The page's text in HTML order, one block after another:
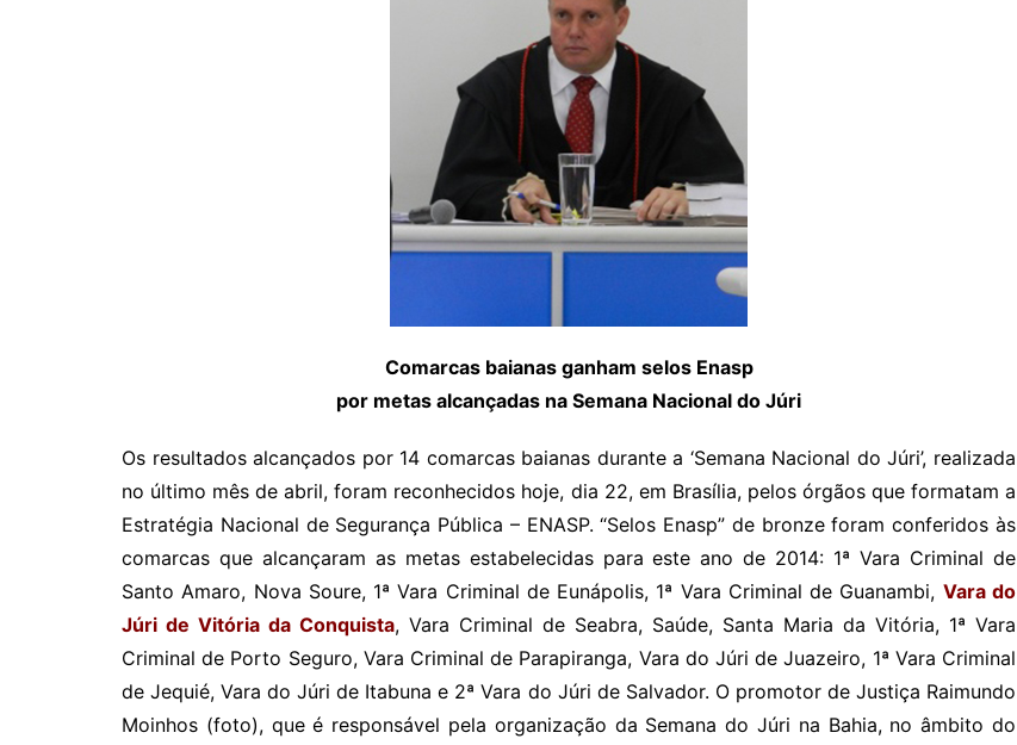
Comarcas baianas ganham selos Enasp
por metas alcançadas na Semana Nacional do Júri
Os resultados alcançados por 14 comarcas baianas durante a ‘Semana Nacional do Júri’, realizada
no último mês de abril, foram reconhecidos hoje, dia 22, em Brasília, pelos órgãos que formatam a
Estratégia Nacional de Segurança Pública – ENASP. “Selos Enasp” de bronze foram conferidos às
comarcas que alcançaram as metas estabelecidas para este ano de 2014: 1ª Vara Criminal de
Santo Amaro, Nova Soure, 1ª Vara Criminal de Eunápolis, 1ª Vara Criminal de Guanambi, Vara do
Júri de Vitória da Conquista, Vara Criminal de Seabra, Saúde, Santa Maria da Vitória, 1ª Vara
Criminal de Porto Seguro, Vara Criminal de Parapiranga, Vara do Júri de Juazeiro, 1ª Vara Criminal
de Jequié, Vara do Júri de Itabuna e 2ª Vara do Júri de Salvador. O promotor de Justiça Raimundo
Moinhos (foto), que é responsável pela organização da Semana do Júri na Bahia, no âmbito do